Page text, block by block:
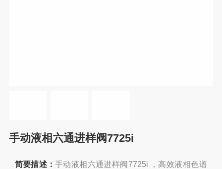
手动液相六通进样阀7725i
简要描述： 手动液相六通进样阀7725i ，高效液相色谱